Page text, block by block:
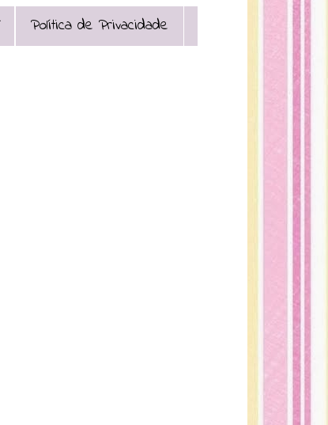
Política de Privacidade